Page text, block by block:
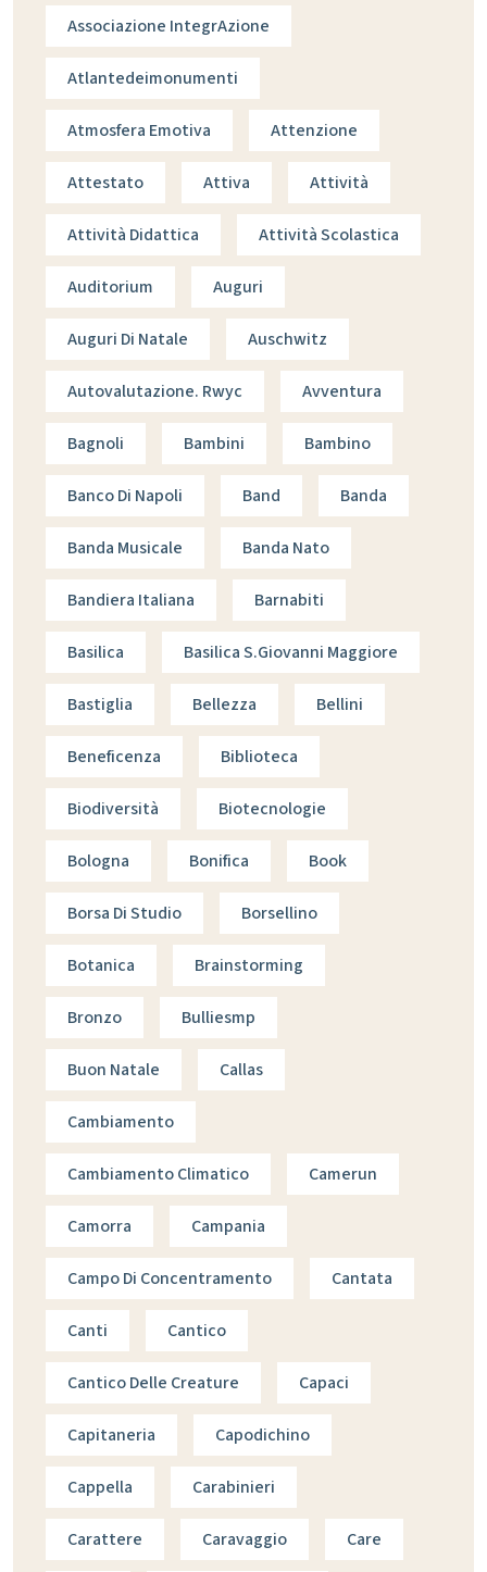
Associazione IntegrAzione
Atlantedeimonumenti
Atmosfera Emotiva Attenzione
Attestato Attiva Attività
Attività Didattica Attività Scolastica
Auditorium Auguri
Auguri Di Natale Auschwitz
Autovalutazione. Rwyc Avventura
Bagnoli Bambini Bambino
Banco Di Napoli Band Banda
Banda Musicale Banda Nato
Bandiera Italiana Barnabiti
Basilica Basilica S.giovanni Maggiore
Bastiglia Bellezza Bellini
Beneficenza Biblioteca
Biodiversità Biotecnologie
Bologna Bonifica Book
Borsa Di Studio Borsellino
Botanica Brainstorming
Bronzo Bulliesmp
Buon Natale Callas
Cambiamento
Cambiamento Climatico Camerun
Camorra Campania
Campo Di Concentramento Cantata
Canti Cantico
Cantico Delle Creature Capaci
Capitaneria Capodichino
Cappella Carabinieri
Carattere Caravaggio Care